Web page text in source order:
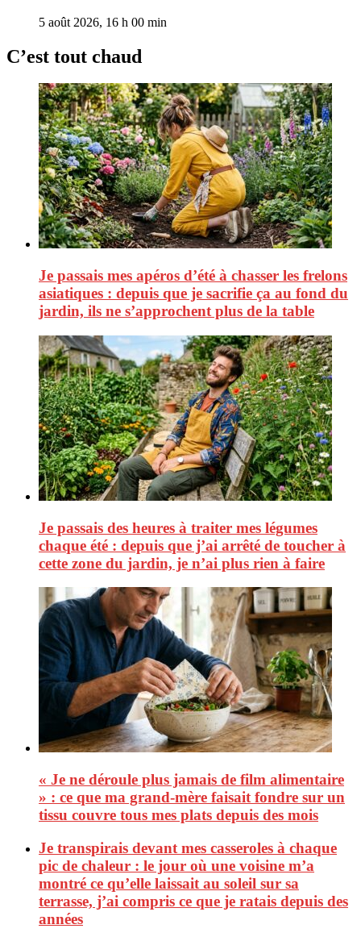
5 août 2026, 16 h 00 min
C’est tout chaud
Je passais mes apéros d’été à chasser les frelons
asiatiques : depuis que je sacrifie ça au fond du
jardin, ils ne s’approchent plus de la table
Je passais des heures à traiter mes légumes
chaque été : depuis que j’ai arrêté de toucher à
cette zone du jardin, je n’ai plus rien à faire
« Je ne déroule plus jamais de film alimentaire
» : ce que ma grand-mère faisait fondre sur un
tissu couvre tous mes plats depuis des mois
Je transpirais devant mes casseroles à chaque
pic de chaleur : le jour où une voisine m’a
montré ce qu’elle laissait au soleil sur sa
terrasse, j’ai compris ce que je ratais depuis des
années